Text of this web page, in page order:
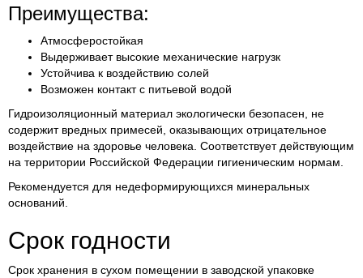
Преимущества:
Атмосферостойкая
Выдерживает высокие механические нагрузк
Устойчива к воздействию солей
Возможен контакт с питьевой водой
Гидроизоляционный материал экологически безопасен, не
содержит вредных примесей, оказывающих отрицательное
воздействие на здоровье человека. Соответствует действующим
на территории Российской Федерации гигиеническим нормам.
Рекомендуется для недеформирующихся минеральных
оснований.
Срок годности
Срок хранения в сухом помещении в заводской упаковке